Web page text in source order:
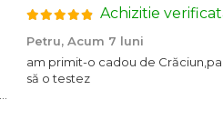
Achizitie
Petru, Acum 7 luni
am primit-o cadou de
să o testez